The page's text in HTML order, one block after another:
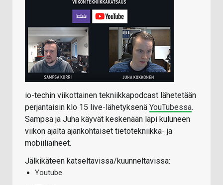
io-techin viikottainen tekniikkapodcast lähetetään
perjantaisin klo 15 live-lähetyksenä YouTubessa.
Sampsa ja Juha käyvät keskenään läpi kuluneen
viikon ajalta ajankohtaiset tietotekniikka- ja
mobiiliaiheet.
Jälkikäteen katseltavissa/kuunneltavissa:
Youtube